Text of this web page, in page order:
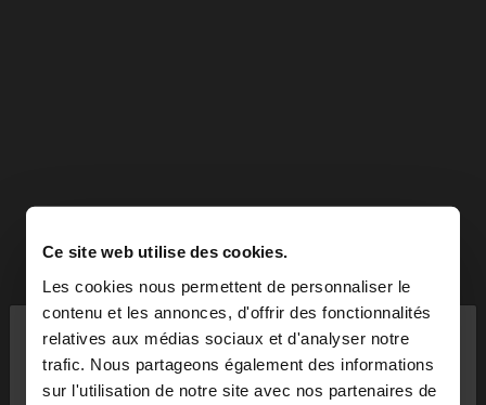
Ce site web utilise des cookies.
Les cookies nous permettent de personnaliser le
contenu et les annonces, d'offrir des fonctionnalités
relatives aux médias sociaux et d'analyser notre
trafic. Nous partageons également des informations
sur l'utilisation de notre site avec nos partenaires de
bonjour ×
Vous accédez au site depuis France. Voulez-vous